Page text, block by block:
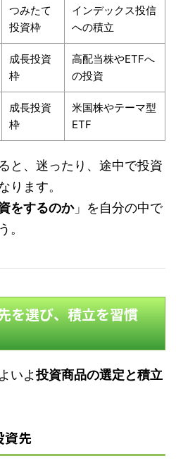
つみたて
投資枠
インデックス投信
への積立
成長投資
枠
高配当株やETFへ
の投資
成長投資
枠
米国株やテーマ型
ETF
と、迷ったり、途中で投資
ります。
をするのか」を自分の中で
。
を選び、積立を習慣
いよ投資商品の選定と積立
資先